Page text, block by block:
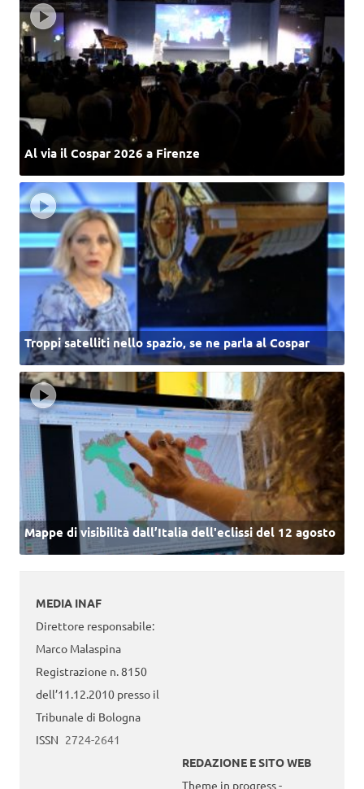
Al via il Cospar 2026 a Firenze
Troppi satelliti nello spazio, se ne parla al Cospar
Mappe di visibilità dall’Italia dell'eclissi del 12 agosto
MEDIA INAF
Direttore responsabile:
Marco Malaspina
Registrazione n. 8150
dell’11.12.2010 presso il
Tribunale di Bologna
ISSN 2724-2641
REDAZIONE E SITO WEB
Theme in progress -